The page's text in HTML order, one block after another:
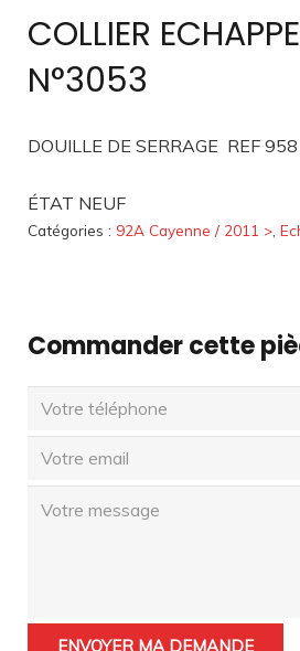
COLLIER
N°3053
DOUILLE DE SERRAGE REF
ÉTAT NEUF
Catégories : 92A Cayenne / 2011 >
Commander cette